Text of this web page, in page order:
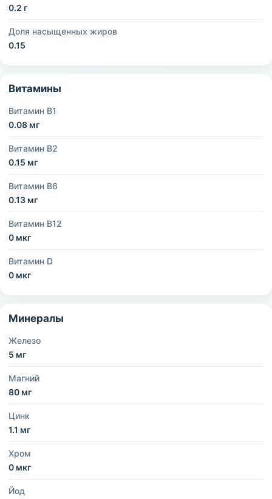
0.2 г
Доля насыщенных жиров
0.15
Витамины
Витамин B1
0.08 мг
Витамин B2
0.15 мг
Витамин B6
0.13 мг
Витамин B12
0 мкг
Витамин D
0 мкг
Минералы
Железо
5 мг
Магний
80 мг
Цинк
1.1 мг
Хром
0 мкг
Йод